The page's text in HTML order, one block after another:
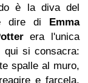
è la diva del
dire di
Emma
era l'unica
qui si consacra:
spalle al muro,
e farcela,